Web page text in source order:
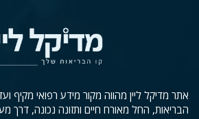
אתר מדיקל ליין מהווה מקור מידע רפואי מקיף
הבריאות, החל מאורח חיים ותזונה נכונה, דרך